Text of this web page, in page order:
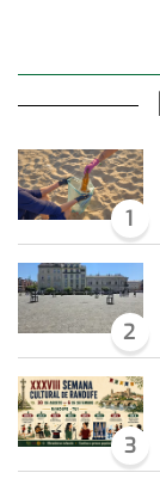
1
2
3